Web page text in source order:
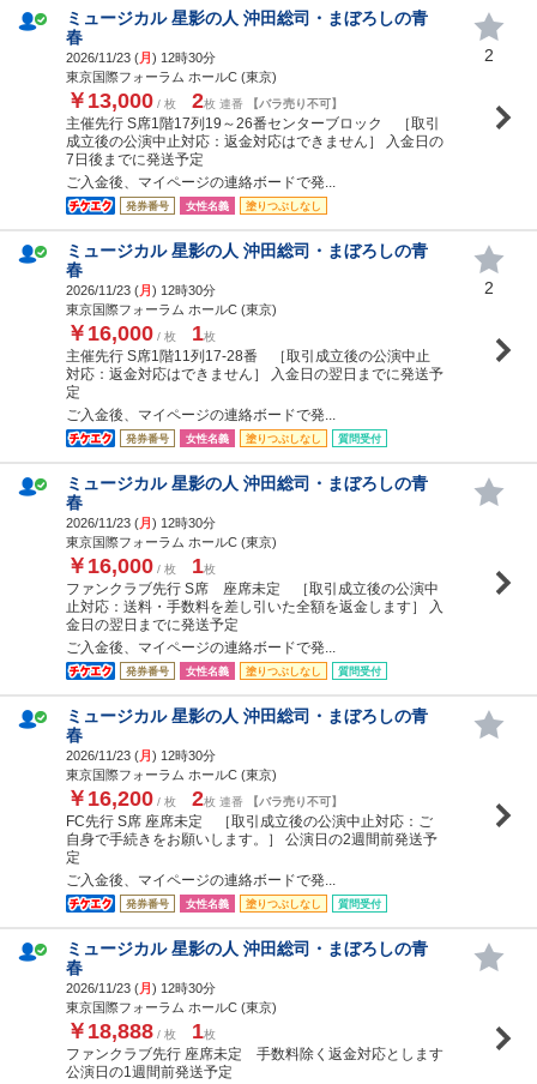
ミュージカル 星影の人 沖田総司・まぼろしの青
春
2026/11/23 (月) 12時30分
東京国際フォーラム ホールC (東京)
￥13,000 / 枚 2枚 連番 【バラ売り不可】
主催先行 S席1階17列19～26番センターブロック ［取引
成立後の公演中止対応：返金対応はできません］ 入金日の
7日後までに発送予定
ご入金後、マイページの連絡ボードで発...
発券番号 女性名義 塗りつぶしなし
2
ミュージカル 星影の人 沖田総司・まぼろしの青
春
2026/11/23 (月) 12時30分
東京国際フォーラム ホールC (東京)
￥16,000 / 枚 1枚
主催先行 S席1階11列17-28番 ［取引成立後の公演中止
対応：返金対応はできません］ 入金日の翌日までに発送予
定
ご入金後、マイページの連絡ボードで発...
発券番号 女性名義 塗りつぶしなし 質問受付
2
ミュージカル 星影の人 沖田総司・まぼろしの青
春
2026/11/23 (月) 12時30分
東京国際フォーラム ホールC (東京)
￥16,000 / 枚 1枚
ファンクラブ先行 S席 座席未定 ［取引成立後の公演中
止対応：送料・手数料を差し引いた全額を返金します］ 入
金日の翌日までに発送予定
ご入金後、マイページの連絡ボードで発...
発券番号 女性名義 塗りつぶしなし 質問受付
ミュージカル 星影の人 沖田総司・まぼろしの青
春
2026/11/23 (月) 12時30分
東京国際フォーラム ホールC (東京)
￥16,200 / 枚 2枚 連番 【バラ売り不可】
FC先行 S席 座席未定 ［取引成立後の公演中止対応：ご
自身で手続きをお願いします。］ 公演日の2週間前発送予
定
ご入金後、マイページの連絡ボードで発...
発券番号 女性名義 塗りつぶしなし 質問受付
ミュージカル 星影の人 沖田総司・まぼろしの青
春
2026/11/23 (月) 12時30分
東京国際フォーラム ホールC (東京)
￥18,888 / 枚 1枚
ファンクラブ先行 座席未定 手数料除く返金対応とします
公演日の1週間前発送予定